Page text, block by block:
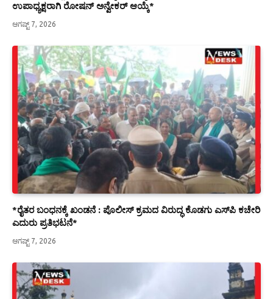
ಉಪಾಧ್ಯಕ್ಷರಾಗಿ ರೋಷನ್ ಅನ್ವೇಕರ್ ಆಯ್ಕೆ*
ಆಗಷ್ಟ್ 7, 2026
*ರೈತರ ಬಂಧನಕ್ಕೆ ಖಂಡನೆ : ಪೊಲೀಸ್ ಕ್ರಮದ ವಿರುದ್ಧ ಕೊಡಗು ಎಸ್‍ಪಿ ಕಚೇರಿ
ಎದುರು ಪ್ರತಿಭಟನೆ*
ಆಗಷ್ಟ್ 7, 2026